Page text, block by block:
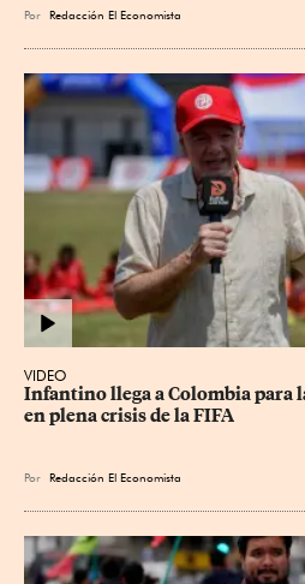
Por Redacción El Economista
VIDEO
Infantino llega a Colombia para
en plena crisis de la FIFA
Por Redacción El Economista